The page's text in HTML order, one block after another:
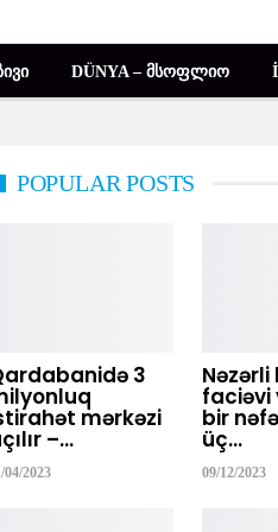
DÜNYA – ᲛᲡᲝᲤᲚᲘᲝ
POPULAR POSTS
3
mərkəzi
–…
04/2023
faciəvi
bir
üç…
09/12/2023